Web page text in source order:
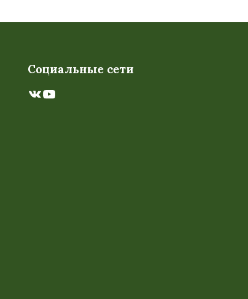
Социальные сети
ВКонтакте
YouTube